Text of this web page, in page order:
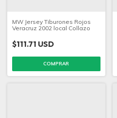
MW Jersey Tiburones Rojos
Veracruz 2002 local Collazo
$111.71 USD
COMPRAR